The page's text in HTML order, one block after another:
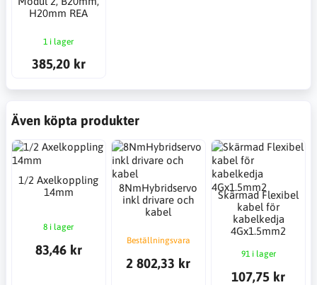
H20mm REA
1 i lager
385,20 kr
Även köpta produkter
1/2 Axelkoppling
14mm
8 i lager
83,46 kr
8NmHybridservo
inkl drivare och
kabel
Beställningsvara
2 802,33 kr
Skärmad Flexibel
kabel för
kabelkedja
4Gx1.5mm2
91 i lager
107,75 kr